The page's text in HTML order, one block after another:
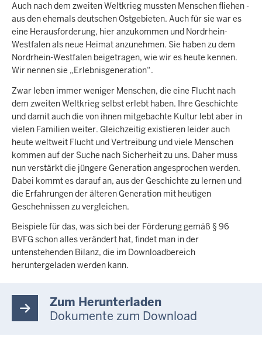
Auch nach dem zweiten Weltkrieg mussten Menschen fliehen -
aus den ehemals deutschen Ostgebieten. Auch für sie war es
eine Herausforderung, hier anzukommen und Nordrhein-
Westfalen als neue Heimat anzunehmen. Sie haben zu dem
Nordrhein-Westfalen beigetragen, wie wir es heute kennen.
Wir nennen sie „Erlebnisgeneration“.
Zwar leben immer weniger Menschen, die eine Flucht nach
dem zweiten Weltkrieg selbst erlebt haben. Ihre Geschichte
und damit auch die von ihnen mitgebachte Kultur lebt aber in
vielen Familien weiter. Gleichzeitig existieren leider auch
heute weltweit Flucht und Vertreibung und viele Menschen
kommen auf der Suche nach Sicherheit zu uns. Daher muss
nun verstärkt die jüngere Generation angesprochen werden.
Dabei kommt es darauf an, aus der Geschichte zu lernen und
die Erfahrungen der älteren Generation mit heutigen
Geschehnissen zu vergleichen.
Beispiele für das, was sich bei der Förderung gemäß § 96
BVFG schon alles verändert hat, findet man in der
untenstehenden Bilanz, die im Downloadbereich
heruntergeladen werden kann.
Zum Herunterladen
Dokumente zum Download